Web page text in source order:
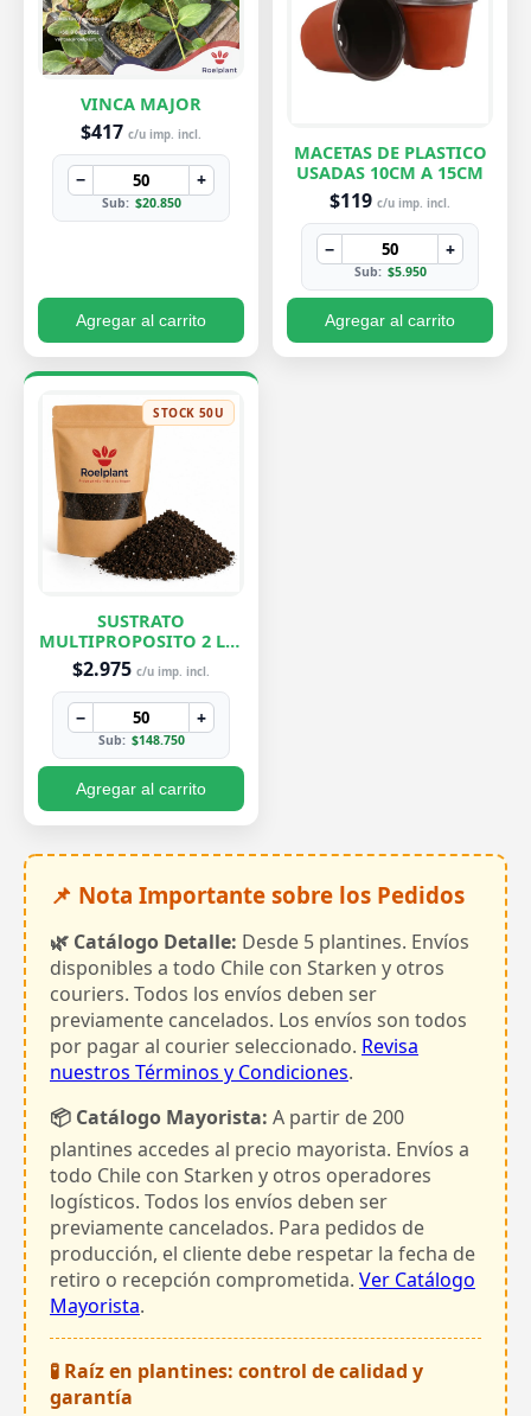
VINCA MAJOR
$417 c/u imp. incl.
− +
Sub: $20.850
Agregar al carrito
MACETAS DE PLASTICO
USADAS 10CM A 15CM
$119 c/u imp. incl.
− +
Sub: $5.950
Agregar al carrito
STOCK 50U
SUSTRATO
MULTIPROPOSITO 2 LTS
ROELPLANT
$2.975 c/u imp. incl.
− +
Sub: $148.750
Agregar al carrito
📌 Nota Importante sobre los Pedidos
🌿 Catálogo Detalle: Desde 5 plantines. Envíos
disponibles a todo Chile con Starken y otros
couriers. Todos los envíos deben ser
previamente cancelados. Los envíos son todos
por pagar al courier seleccionado. Revisa
nuestros Términos y Condiciones.
📦 Catálogo Mayorista: A partir de 200
plantines accedes al precio mayorista. Envíos a
todo Chile con Starken y otros operadores
logísticos. Todos los envíos deben ser
previamente cancelados. Para pedidos de
producción, el cliente debe respetar la fecha de
retiro o recepción comprometida. Ver Catálogo
Mayorista.
🧪 Raíz en plantines: control de calidad y
garantía